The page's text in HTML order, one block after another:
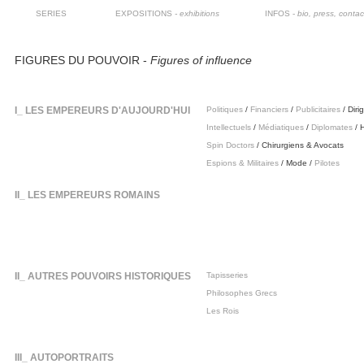
SERIES EXPOSITIONS - exhibitions INFOS - bio, press,
FIGURES DU POUVOIR - Figures of influence
I_ LES EMPEREURS D'AUJOURD'HUI Politiques / Financiers / Publicitaires /
Intellectuels / Médiatiques / Diplomates /
Spin Doctors / Chirurgiens & Avocats
Espions & Militaires / Mode / Pilotes
II_ LES EMPEREURS ROMAINS
II_ AUTRES POUVOIRS HISTORIQUES
Tapisseries
Philosophes Grecs
Les Rois
III_ AUTOPORTRAITS